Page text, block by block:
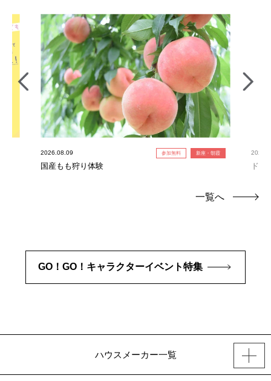
2026.08.09 参加無料 新座・朝霞
国産もも狩り体験 ド
一覧へ
GO！GO！キャラクターイベント特集
ハウスメーカー一覧